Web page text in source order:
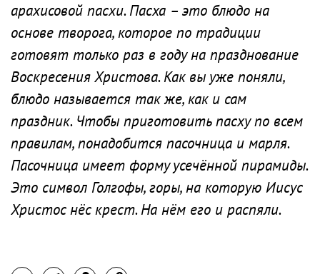
арахисовой пасхи. Пасха – это блюдо на
основе творога, которое по традиции
готовят только раз в году на празднование
Воскресения Христова. Как вы уже поняли,
блюдо называется так же, как и сам
праздник. Чтобы приготовить пасху по всем
правилам, понадобится пасочница и марля.
Пасочница имеет форму усечённой пирамиды.
Это символ Голгофы, горы, на которую Иисус
Христос нёс крест. На нём его и распяли.